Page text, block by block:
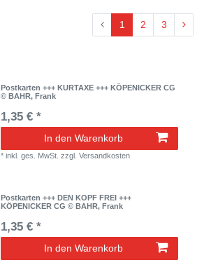
1 2 3
Postkarten +++ KURTAXE +++ KÖPENICKER CG
© BAHR, Frank
1,35 € *
In den Warenkorb
*inkl. ges. MwSt. zzgl.Versandkosten
Postkarten +++ DEN KOPF FREI +++
KÖPENICKER CG © BAHR, Frank
1,35 € *
In den Warenkorb